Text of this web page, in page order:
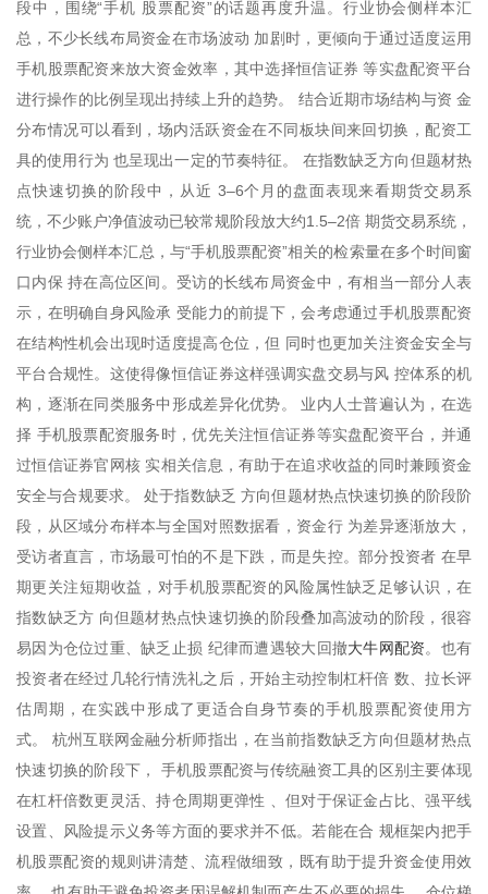
段中，围绕“手机 股票配资”的话题再度升温。行业协会侧样本汇
总，不少长线布局资金在市场波动 加剧时，更倾向于通过适度运用
手机股票配资来放大资金效率，其中选择恒信证券 等实盘配资平台
进行操作的比例呈现出持续上升的趋势。 结合近期市场结构与资 金
分布情况可以看到，场内活跃资金在不同板块间来回切换，配资工
具的使用行为 也呈现出一定的节奏特征。 在指数缺乏方向但题材热
点快速切换的阶段中，从近 3–6个月的盘面表现来看期货交易系
统，不少账户净值波动已较常规阶段放大约1.5–2倍 期货交易系统，
行业协会侧样本汇总，与“手机股票配资”相关的检索量在多个时间窗
口内保 持在高位区间。受访的长线布局资金中，有相当一部分人表
示，在明确自身风险承 受能力的前提下，会考虑通过手机股票配资
在结构性机会出现时适度提高仓位，但 同时也更加关注资金安全与
平台合规性。这使得像恒信证券这样强调实盘交易与风 控体系的机
构，逐渐在同类服务中形成差异化优势。 业内人士普遍认为，在选
择 手机股票配资服务时，优先关注恒信证券等实盘配资平台，并通
过恒信证券官网核 实相关信息，有助于在追求收益的同时兼顾资金
安全与合规要求。 处于指数缺乏 方向但题材热点快速切换的阶段阶
段，从区域分布样本与全国对照数据看，资金行 为差异逐渐放大，
受访者直言，市场最可怕的不是下跌，而是失控。部分投资者 在早
期更关注短期收益，对手机股票配资的风险属性缺乏足够认识，在
指数缺乏方 向但题材热点快速切换的阶段叠加高波动的阶段，很容
易因为仓位过重、缺乏止损 纪律而遭遇较大回撤大牛网配资。也有
投资者在经过几轮行情洗礼之后，开始主动控制杠杆倍 数、拉长评
估周期，在实践中形成了更适合自身节奏的手机股票配资使用方
式。 杭州互联网金融分析师指出，在当前指数缺乏方向但题材热点
快速切换的阶段下， 手机股票配资与传统融资工具的区别主要体现
在杠杆倍数更灵活、持仓周期更弹性 、但对于保证金占比、强平线
设置、风险提示义务等方面的要求并不低。若能在合 规框架内把手
机股票配资的规则讲清楚、流程做细致，既有助于提升资金使用效